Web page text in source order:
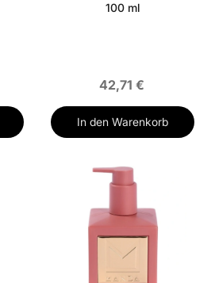
100 ml
42,71 €
In den Warenkorb